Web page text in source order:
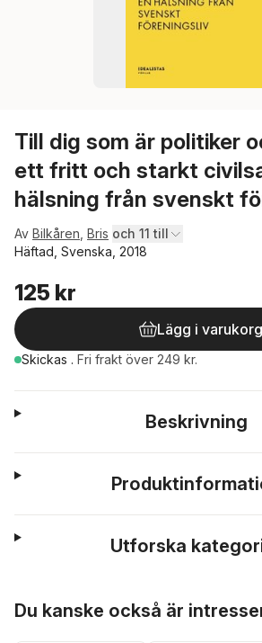
Till dig som är politiker
ett fritt och starkt
hälsning från svenskt
Av Bilkåren Bris och 11 till
Häftad, Svenska, 2018
125 kr
Lägg i varukorg
Skickas . Fri frakt över 249 kr.
Beskrivning
Utforska
Du kanske också är